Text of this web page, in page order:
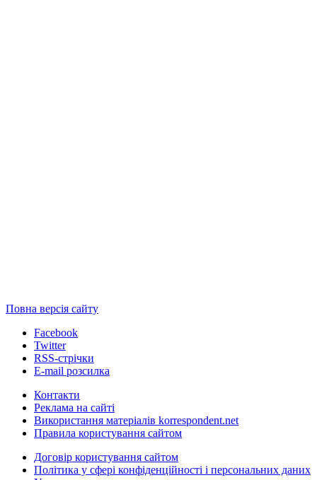
Повна версія сайту
Facebook
Twitter
RSS-стрічки
E-mail розсилка
Контакти
Реклама на сайті
Використання матеріалів korrespondent.net
Правила користування сайтом
Договір користування сайтом
Політика у сфері конфіденційності і персональних даних